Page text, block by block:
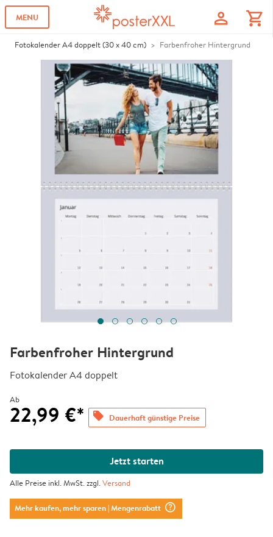
MENU profile shopping_cart
Fotokalender A4 doppelt (30 x 40 cm) Farbenfroher Hintergrund
Farbenfroher Hintergrund
Fotokalender A4 doppelt
Ab
22,99 €* offers Dauerhaft günstige Preise
Jetzt starten
Alle Preise inkl. MwSt. zzgl.Versand
Mehr kaufen, mehr sparen| Mengenrabatt question_mark_circle